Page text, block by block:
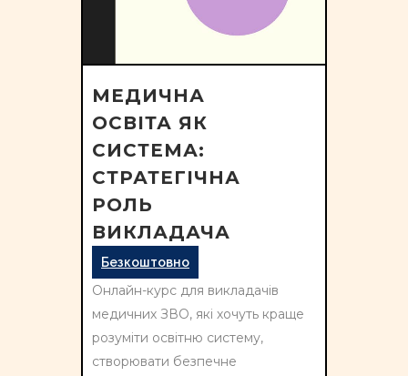
МЕДИЧНА
ОСВІТА ЯК
СИСТЕМА:
СТРАТЕГІЧНА
РОЛЬ
ВИКЛАДАЧА
Безкоштовно
Онлайн-курс для викладачів
медичних ЗВО, які хочуть краще
розуміти освітню систему,
створювати безпечне